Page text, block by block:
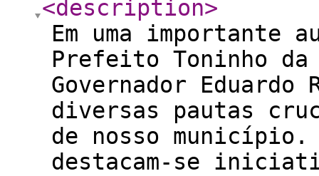
<description>
Em uma importante
Prefeito Toninho da
Governador
diversas pautas
de nosso município.
destacam-se